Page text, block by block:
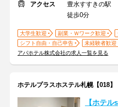
アクセス
豊水すすきの駅
徒歩0分
大学生歓迎 副業・Ｗワーク歓迎
シフト自由・自己申告
未経験者歓迎
アパホテル株式会社の求人一覧を見る
ホテルプラスホステル札幌【018】
【ホテ